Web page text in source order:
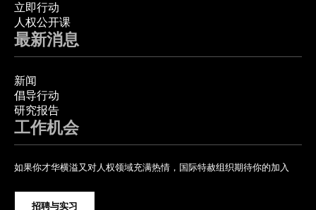
立即行动
人权公开课
最新消息
新闻
倡导行动
研究报告
工作机会
如果你才华横溢又对人权领域充满热情，国际特赦组织期待你的加入
招聘与实习